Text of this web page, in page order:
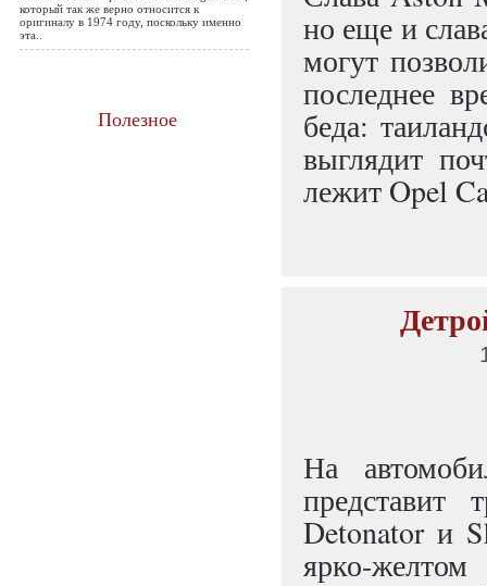
который так же верно относится к
оригиналу в 1974 году, поскольку именно
эта..
Полезное
но еще и
могут
последнее
беда:
выглядит
лежит Opel
На
представит
Detonator и
ярко-